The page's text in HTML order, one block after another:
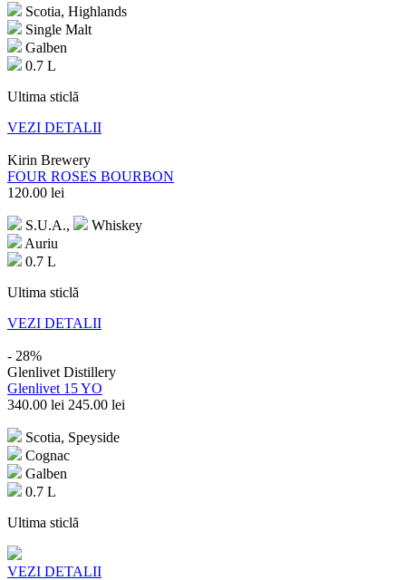
Scotia, Highlands
Single Malt
Galben
0.7 L
Ultima sticlă
VEZI DETALII
Kirin Brewery
FOUR ROSES BOURBON
120.00 lei
S.U.A.,
Whiskey
Auriu
0.7 L
Ultima sticlă
VEZI DETALII
- 28%
Glenlivet Distillery
Glenlivet 15 YO
340.00 lei 245.00 lei
Scotia, Speyside
Cognac
Galben
0.7 L
Ultima sticlă
VEZI DETALII